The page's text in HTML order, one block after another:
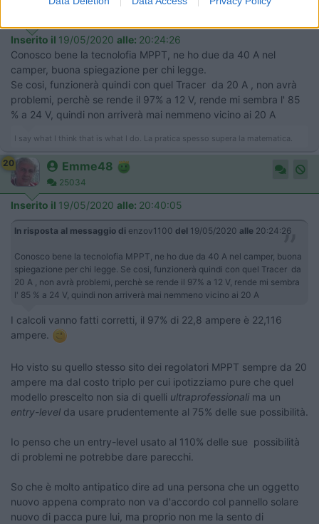
Inserito il 19/05/2020 alle: 20:24:26
Conosco bene la tecnolofia MPPT, ne ho due da 40 A nel
camper, buona spiegazione per chi legge.
Se cosi, funzionerà quindi con quel Tracer da 20 A , non avrà
problemi, perchè se rende il 97% a 12 V, rende mi sembra l' 85
% a 24 V, quindi non arriverà mai nemmeno vicino ai 20 A
I say what I think that is what I do. La pratica spesso supera la matematica.
20 Emme48
25034
Inserito il 19/05/2020 alle: 20:40:05
In risposta al messaggio di enzov1100 del 19/05/2020 alle 20:24:26
Conosco bene la tecnolofia MPPT, ne ho due da 40 A nel camper, buona
spiegazione per chi legge. Se cosi, funzionerà quindi con quel Tracer da
20 A , non avrà problemi, perchè se rende il 97% a 12 V, rende mi sembra
l' 85 % a 24 V, quindi non arriverà mai nemmeno vicino ai 20 A
I calcoli vanno fatti corretti, il 97% di 22,8 ampere è 22,116
ampere.
Ho visto su quello stesso sito dei regolatori MPPT sempre da 20
ampere ma dal costo triplo per cui ipotizziamo pure che quel
modello prescelto non sia di quelli ultraprofessionali ma un
entry-level da usare prudentemente al 75% delle sue possibilità.
Io penso che un entry-level usato al 110% delle sue possibilità
di problemi ne potrebbe dare parecchi.
So che è molto antipatico dire ad una persona che un oggetto
nuovo appena comprato non va d'accordo col pannello solare
nuovo di pacca pure lui, ma proprio non me la sento di